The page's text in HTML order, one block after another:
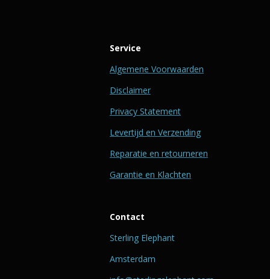
Service
Algemene Voorwaarden
Disclaimer
Privacy Statement
Levertijd en Verzending
Reparatie en retourneren
Garantie en Klachten
Contact
Sterling Elephant
Amsterdam